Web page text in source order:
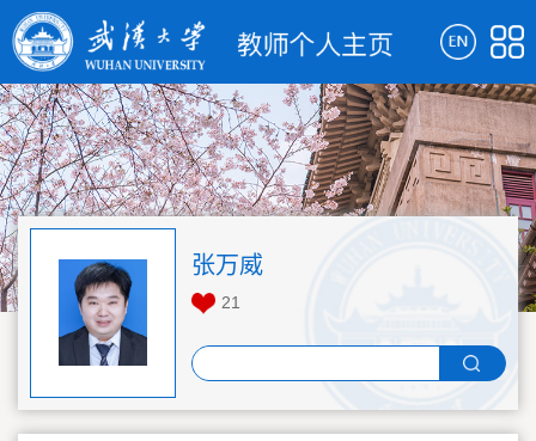
张万威
21